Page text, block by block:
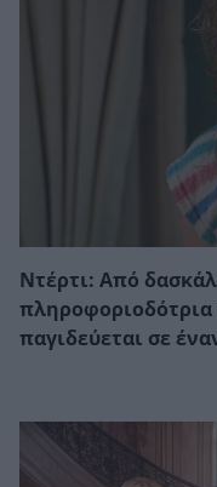
Ντέρτι: Από
πληροφοριοδότρια
παγιδεύεται σε